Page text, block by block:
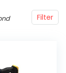
Filter